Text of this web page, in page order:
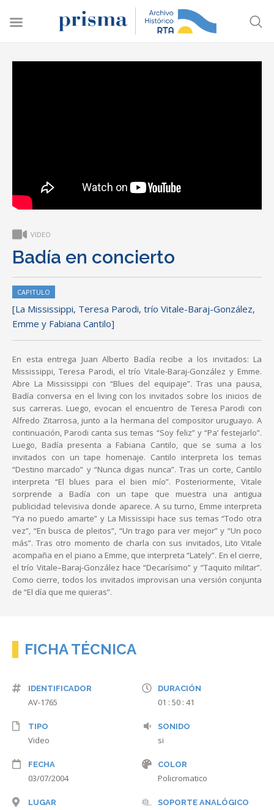
VIDEO
Badía en concierto
CAPITULO
[La Mississippi, Teresa Parodi, trío Vitale-Baraj-González,
Emme y Fabiana Cantilo]
En esta entrega Juan Alberto Badía recibe a los invitados: La
Mississippi, Teresa Parodi, el trío Vitale-Baraj-González y Emme.
Abre La Mississippi con “Blues del equipaje”. Tras una pausa,
Badía conversa en el living con los invitados sobre los inicios de
sus carreras. Luego, evocan el encuentro de Teresa Parodi con
Alfredo Zitarrosa, junto a la hermana del compositor uruguayo. A
continuación, Parodi canta sus temas “Soy feliz” y “Pa’ festejarlo”.
Luego, Badía presenta a Fabiana Cantilo, que se suma a los
invitados con un tape homenaje. Cantilo interpreta los temas
“Destino marcado” y “Nunca digas nunca”. Tras un corte, Cantilo
interpreta “El blues para el bien mío”. Posteriormente, Vitale
sorprende a Badía con un tape que muestra una antigua
publicidad televisiva donde aparece. A su turno, Emme interpreta
“Ya no puedo amarte” y La Mississipi hace sus temas “Todo otra
vez”, “En busca de pleitos”, “Un trago para ver mejor” y “Un poco
más”. Tras otro momento de charla con sus invitados, Lito Vitale
acompaña en el piano a Emme, que interpreta “Lately”. En el cierre,
el trío Vitale–Baraj-González hace “Decarísimo” y “Taquito militar”.
Como cierre, todos los invitados improvisan una versión conjunta
de “El día que me quieras”.
FICHA TÉCNICA
IDENTIFICADOR
AV-1765
TIPO
Video
FECHA
03/07/2004
LUGAR
DURACIÓN
01 : 50 : 41
SONIDO
si
COLOR
Policromatico
SOPORTE ANALÓGICO